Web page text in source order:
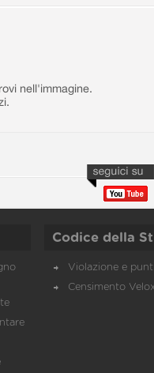
nell'immagine.
Codice della
Violazione e punti
Censimento Velox